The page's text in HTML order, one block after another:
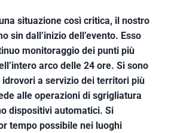
situazione così critica, il nostro
sin dall’inizio dell’evento. Esso
monitoraggio dei punti più
arco delle 24 ore. Si sono
a servizio dei territori più
alle operazioni di sgrigliatura
dispositivi automatici. Si
tempo possibile nei luoghi